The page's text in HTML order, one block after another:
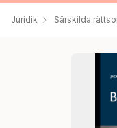
Juridik Särskilda